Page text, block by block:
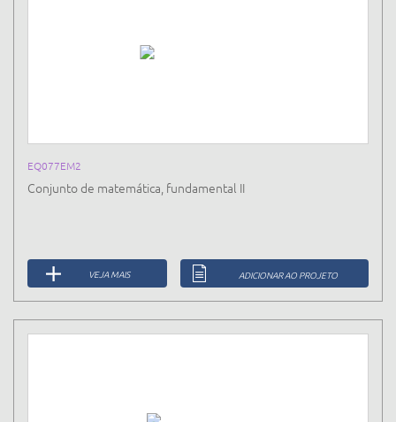
EQ077EM2
Conjunto de matemática, fundamental II
VEJA MAIS ADICIONAR AO PROJETO